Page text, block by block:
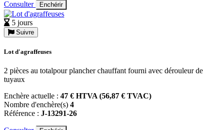
Consulter Enchérir
5 jours
Suivre
Lot d'agraffeuses
2 pièces au totalpour plancher chauffant fourni avec dérouleur de
tuyaux
Enchère actuelle : 47 € HTVA (56,87 € TVAC)
Nombre d'enchère(s) 4
Référence : J-13291-26